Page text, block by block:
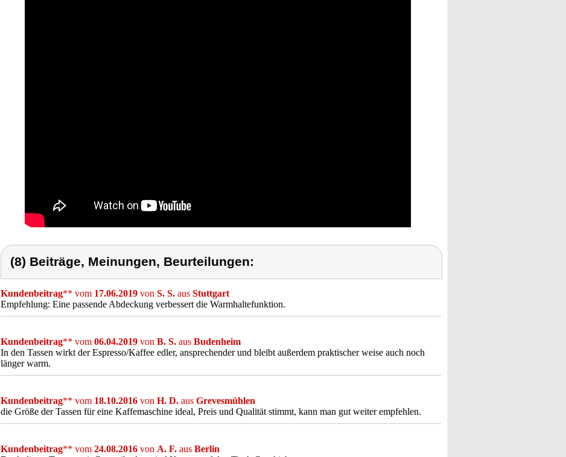
(8) Beiträge, Meinungen, Beurteilungen:
Kundenbeitrag** vom 17.06.2019 von S. S. aus Stuttgart
Empfehlung: Eine passende Abdeckung verbessert die Warmhaltefunktion.
Kundenbeitrag** vom 06.04.2019 von B. S. aus Budenheim
In den Tassen wirkt der Espresso/Kaffee edler, ansprechender und bleibt außerdem praktischer weise auch noch
länger warm.
Kundenbeitrag** vom 18.10.2016 von H. D. aus Grevesmühlen
die Größe der Tassen für eine Kaffemaschine ideal, Preis und Qualität stimmt, kann man gut weiter empfehlen.
Kundenbeitrag** vom 24.08.2016 von A. F. aus Berlin